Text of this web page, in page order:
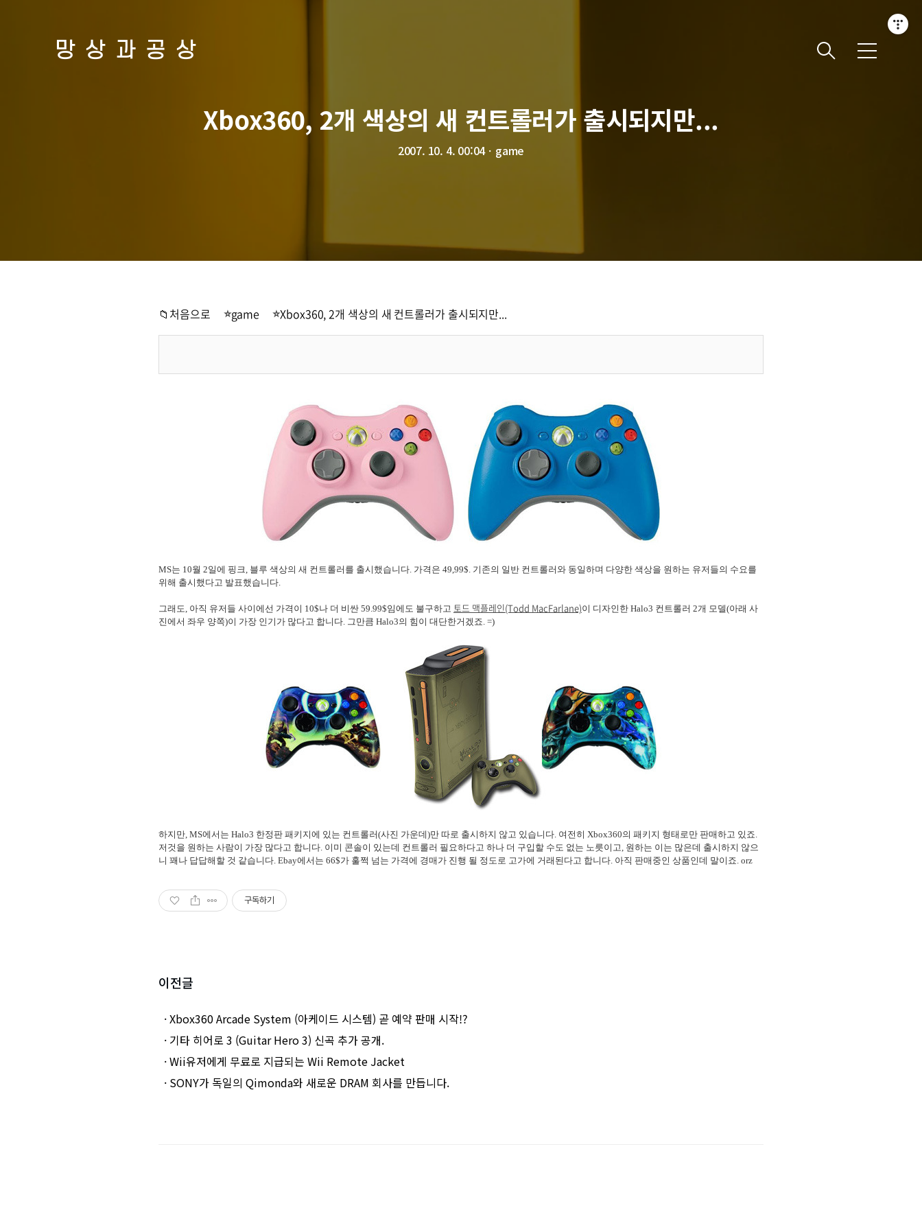
망상과공상 메
Xbox360, 2개 색상의 새 컨트롤러가 출시되지만...
2007. 10. 4. 00:04ㆍ game
📁처음으로 game Xbox360, 2개 색상의 새 컨트롤러가 출시되지만...
MS는 10월 2일에 핑크, 블루 색상의 새 컨트롤러를 출시했습니다. 가격은 49,99$. 기존의 일반 컨트롤러와 동일하며 다양한 색상을 원하는 유저들의 수요를
위해 출시했다고 발표했습니다.
그래도, 아직 유저들 사이에선 가격이 10$나 더 비싼 59.99$임에도 불구하고 토드 맥플레인(Todd MacFarlane)이 디자인한 Halo3 컨트롤러 2개 모델(아래 사
진에서 좌우 양쪽)이 가장 인기가 많다고 합니다. 그만큼 Halo3의 힘이 대단한거겠죠. =)
하지만, MS에서는 Halo3 한정판 패키지에 있는 컨트롤러(사진 가운데)만 따로 출시하지 않고 있습니다. 여전히 Xbox360의 패키지 형태로만 판매하고 있죠.
저것을 원하는 사람이 가장 많다고 합니다. 이미 콘솔이 있는데 컨트롤러 필요하다고 하나 더 구입할 수도 없는 노릇이고, 원하는 이는 많은데 출시하지 않으
니 꽤나 답답해할 것 같습니다. Ebay에서는 66$가 훌쩍 넘는 가격에 경매가 진행 될 정도로 고가에 거래된다고 합니다. 아직 판매중인 상품인데 말이죠. orz
구독하기
이전글
· Xbox360 Arcade System (아케이드 시스템) 곧 예약 판매 시작!?
· 기타 히어로 3 (Guitar Hero 3) 신곡 추가 공개.
· Wii유저에게 무료로 지급되는 Wii Remote Jacket
· SONY가 독일의 Qimonda와 새로운 DRAM 회사를 만듭니다.